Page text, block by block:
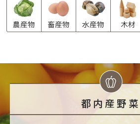
農産物 畜産物 水産物 木材
都内産野菜